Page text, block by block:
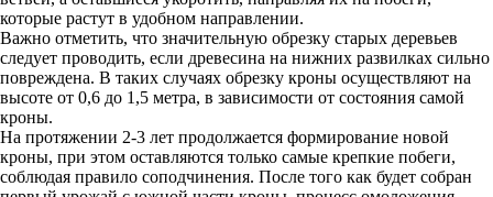
которые растут в удобном направлении.
Важно отметить, что значительную обрезку старых деревьев
следует проводить, если древесина на нижних развилках сильно
повреждена. В таких случаях обрезку кроны осуществляют на
высоте от 0,6 до 1,5 метра, в зависимости от состояния самой
кроны.
На протяжении 2-3 лет продолжается формирование новой
кроны, при этом оставляются только самые крепкие побеги,
соблюдая правило соподчинения. После того как будет собран